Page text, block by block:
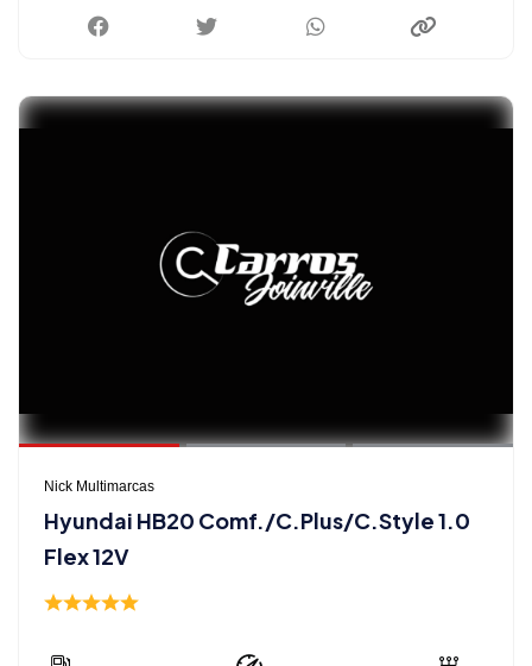
Nick Multimarcas
Hyundai HB20 Comf./C.Plus/C.Style 1.0
Flex 12V